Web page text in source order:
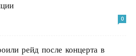
0
рейд после концерта в